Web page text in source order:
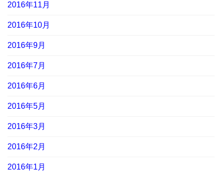
2016年11月
2016年10月
2016年9月
2016年7月
2016年6月
2016年5月
2016年3月
2016年2月
2016年1月